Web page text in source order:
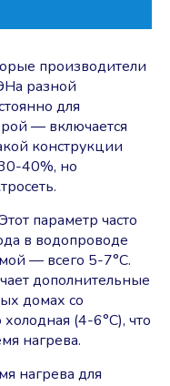
производители
разной
для
― включается
конструкции
40%, но
Этот параметр часто
в водопроводе
— всего 5-7°C.
дополнительные
домах со
(4-6°C), что
нагрева.
нагрева для